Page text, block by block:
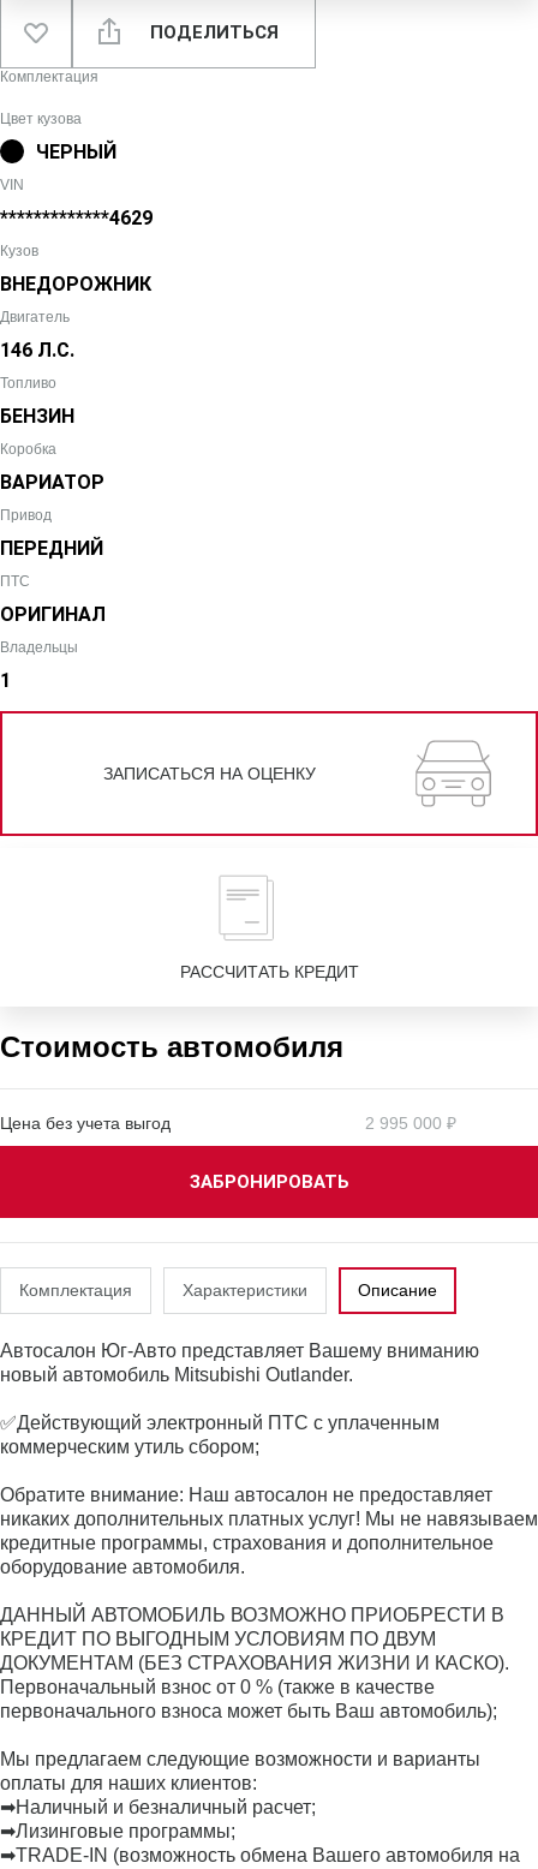
ПОДЕЛИТЬСЯ
Комплектация
Цвет кузова
ЧЕРНЫЙ
VIN
*************4629
Кузов
ВНЕДОРОЖНИК
Двигатель
146 Л.С.
Топливо
БЕНЗИН
Коробка
ВАРИАТОР
Привод
ПЕРЕДНИЙ
ПТС
ОРИГИНАЛ
Владельцы
1
ЗАПИСАТЬСЯ НА ОЦЕНКУ
РАССЧИТАТЬ КРЕДИТ
Стоимость автомобиля
Цена без учета выгод 2 995 000 ₽
ЗАБРОНИРОВАТЬ
Комплектация Характеристики Описание
Автосалон Юг-Авто представляет Вашему вниманию
новый автомобиль Mitsubishi Outlander.
✅Действующий электронный ПТС с уплаченным
коммерческим утиль сбором;
Обратите внимание: Наш автосалон не предоставляет
никаких дополнительных платных услуг! Мы не навязываем
кредитные программы, страхования и дополнительное
оборудование автомобиля.
ДАННЫЙ АВТОМОБИЛЬ ВОЗМОЖНО ПРИОБРЕСТИ В
КРЕДИТ ПО ВЫГОДНЫМ УСЛОВИЯМ ПО ДВУМ
ДОКУМЕНТАМ (БЕЗ СТРАХОВАНИЯ ЖИЗНИ И КАСКО).
Первоначальный взнос от 0 % (также в качестве
первоначального взноса может быть Ваш автомобиль);
Мы предлагаем следующие возможности и варианты
оплаты для наших клиентов:
➡Наличный и безналичный расчет;
➡Лизинговые программы;
➡TRADE-IN (возможность обмена Вашего автомобиля на